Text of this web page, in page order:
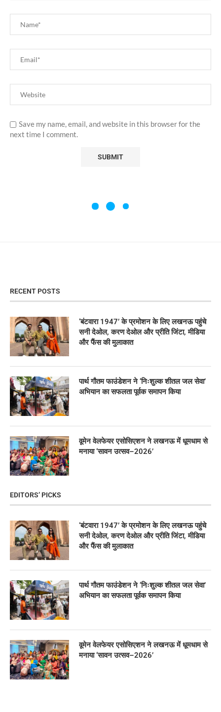
Save my name, email, and website in this browser for the
next time I comment.
RECENT POSTS
‘बंटवारा 1947’ के प्रमोशन के लिए लखनऊ पहुंचे
सनी देओल, करण देओल और प्रीति जिंटा, मीडिया
और फैंस की मुलाकात
पार्थ गौतम फाउंडेशन ने ‘निःशुल्क शीतल जल सेवा’
अभियान का सफलता पूर्वक समापन किया
वूमेन वेलफेयर एसोसिएशन ने लखनऊ में धूमधाम से
मनाया ‘सावन उत्सव–2026’
EDITORS’ PICKS
‘बंटवारा 1947’ के प्रमोशन के लिए लखनऊ पहुंचे
सनी देओल, करण देओल और प्रीति जिंटा, मीडिया
और फैंस की मुलाकात
पार्थ गौतम फाउंडेशन ने ‘निःशुल्क शीतल जल सेवा’
अभियान का सफलता पूर्वक समापन किया
वूमेन वेलफेयर एसोसिएशन ने लखनऊ में धूमधाम से
मनाया ‘सावन उत्सव–2026’